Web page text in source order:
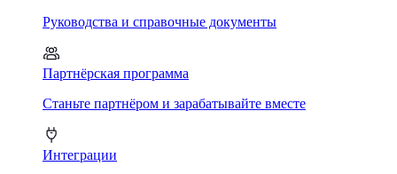
Руководства и справочные документы
Партнёрская программа
Станьте партнёром и зарабатывайте вместе
Интеграции